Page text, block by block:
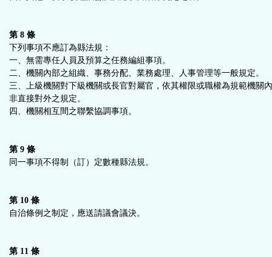
第 8 條
下列事項不應訂為縣法規：
一、無需專任人員及預算之任務編組事項。
二、機關內部之組織、事務分配、業務處理、人事管理等一般規定。
三、上級機關對下級機關或長官對屬官，依其權限或職權為規範機關
非直接對外之規定。
四、機關相互間之聯繫協調事項。
第 9 條
同一事項不得制（訂）定數種縣法規。
第 10 條
自治條例之制定，應送請議會議決。
第 11 條